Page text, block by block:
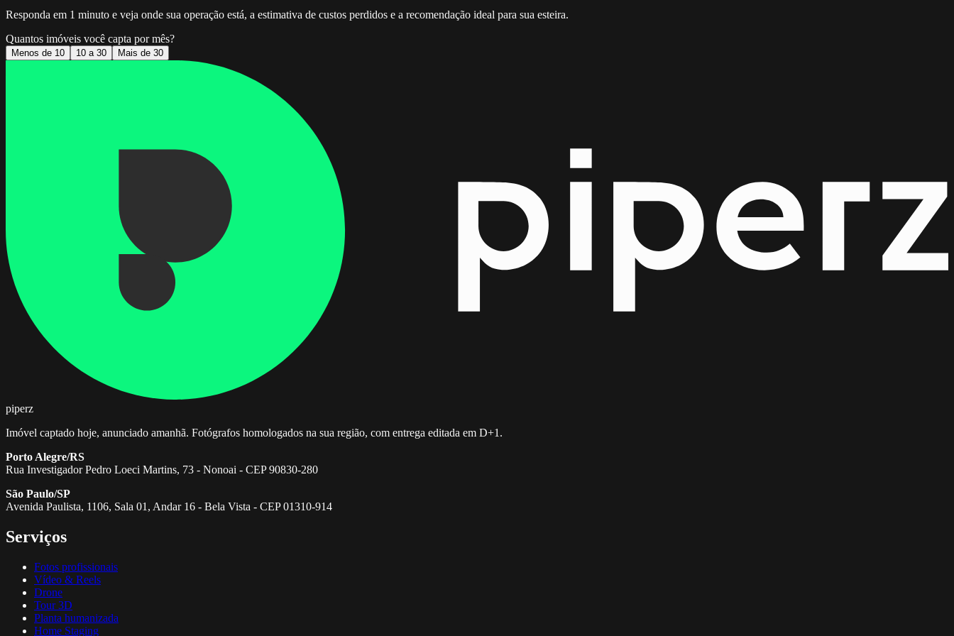
Responda em 1 minuto e veja onde sua operação está, a estimativa de custos perdidos e a recomendação ideal para sua esteira.
Quantos imóveis você capta por mês?
Menos de 10 10 a 30 Mais de 30
piperz
Imóvel captado hoje, anunciado amanhã. Fotógrafos homologados na sua região, com entrega editada em D+1.
Porto Alegre/RS
Rua Investigador Pedro Loeci Martins, 73 - Nonoai - CEP 90830-280
São Paulo/SP
Avenida Paulista, 1106, Sala 01, Andar 16 - Bela Vista - CEP 01310-914
Serviços
Fotos profissionais
Vídeo & Reels
Drone
Tour 3D
Planta humanizada
Home Staging